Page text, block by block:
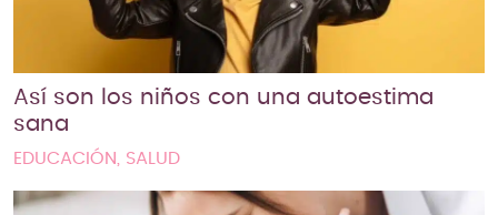
Así son los niños con una autoestima
sana
EDUCACIÓN, SALUD